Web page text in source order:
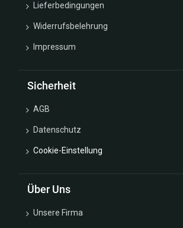
Lieferbedingungen
Widerrufsbelehrung
Impressum
Sicherheit
AGB
Datenschutz
Cookie-Einstellung
Über Uns
Unsere Firma